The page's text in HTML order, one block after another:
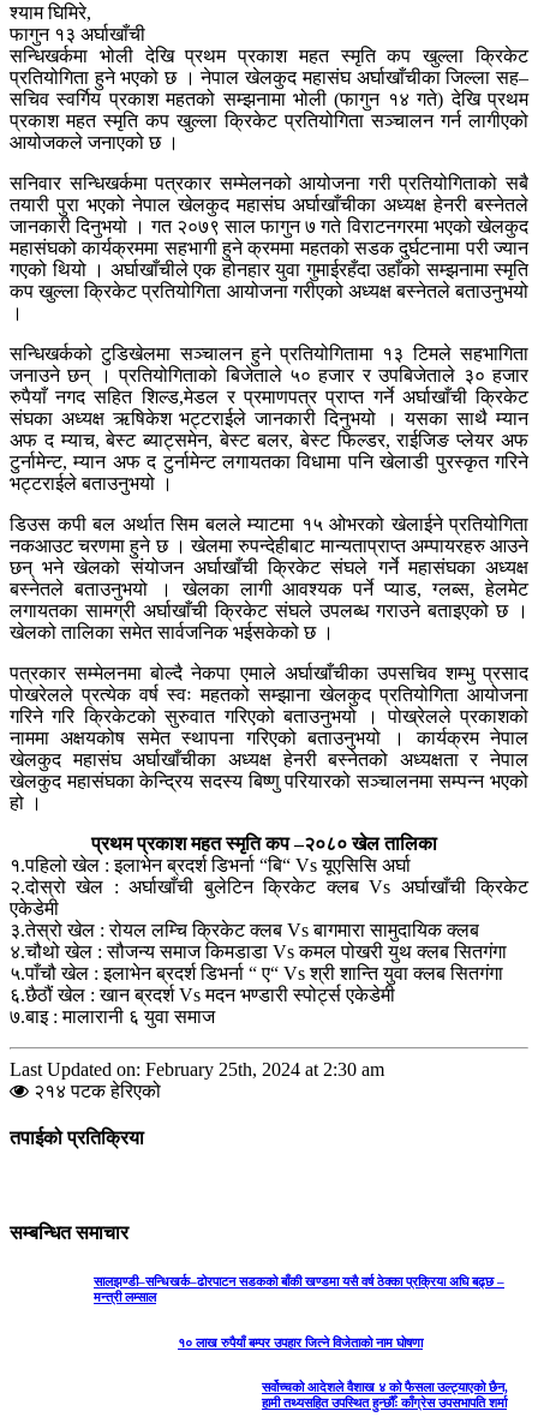
श्याम घिमिरे,
फागुन १३ अर्घाखाँची
सन्धिखर्कमा भोली देखि प्रथम प्रकाश महत स्मृति कप खुल्ला क्रिकेट
प्रतियोगिता हुने भएको छ । नेपाल खेलकुद महासंघ अर्घाखाँचीका जिल्ला सह–
सचिव स्वर्गिय प्रकाश महतको सम्झनामा भोली (फागुन १४ गते) देखि प्रथम
प्रकाश महत स्मृति कप खुल्ला क्रिकेट प्रतियोगिता सञ्चालन गर्न लागीएको
आयोजकले जनाएको छ ।
सनिवार सन्धिखर्कमा पत्रकार सम्मेलनको आयोजना गरी प्रतियोगिताको सबै
तयारी पुरा भएको नेपाल खेलकुद महासंघ अर्घाखाँचीका अध्यक्ष हेनरी बस्नेतले
जानकारी दिनुभयो । गत २०७९ साल फागुन ७ गते विराटनगरमा भएको खेलकुद
महासंघको कार्यक्रममा सहभागी हुने क्रममा महतको सडक दुर्घटनामा परी ज्यान
गएको थियो । अर्घाखाँचीले एक होनहार युवा गुमाईरहँदा उहाँको सम्झनामा स्मृति
कप खुल्ला क्रिकेट प्रतियोगिता आयोजना गरीएको अध्यक्ष बस्नेतले बताउनुभयो
।
सन्धिखर्कको टुडिखेलमा सञ्चालन हुने प्रतियोगितामा १३ टिमले सहभागिता
जनाउने छन् । प्रतियोगिताको बिजेताले ५० हजार र उपबिजेताले ३० हजार
रुपैयाँ नगद सहित शिल्ड,मेडल र प्रमाणपत्र प्राप्त गर्ने अर्घाखाँची क्रिकेट
संघका अध्यक्ष ऋषिकेश भट्टराईले जानकारी दिनुभयो । यसका साथै म्यान
अफ द म्याच, बेस्ट ब्याट्समेन, बेस्ट बलर, बेस्ट फिल्डर, राईजिङ प्लेयर अफ
टुर्नामेन्ट, म्यान अफ द टुर्नामेन्ट लगायतका विधामा पनि खेलाडी पुरस्कृत गरिने
भट्टराईले बताउनुभयो ।
डिउस कपी बल अर्थात सिम बलले म्याटमा १५ ओभरको खेलाईने प्रतियोगिता
नकआउट चरणमा हुने छ । खेलमा रुपन्देहीबाट मान्यताप्राप्त अम्पायरहरु आउने
छन् भने खेलको संयोजन अर्घाखाँची क्रिकेट संघले गर्ने महासंघका अध्यक्ष
बस्नेतले बताउनुभयो । खेलका लागी आवश्यक पर्ने प्याड, ग्लब्स, हेलमेट
लगायतका सामग्री अर्घाखाँची क्रिकेट संघले उपलब्ध गराउने बताइएको छ ।
खेलको तालिका समेत सार्वजनिक भईसकेको छ ।
पत्रकार सम्मेलनमा बोल्दै नेकपा एमाले अर्घाखाँचीका उपसचिव शम्भु प्रसाद
पोखरेलले प्रत्येक वर्ष स्वः महतको सम्झाना खेलकुद प्रतियोगिता आयोजना
गरिने गरि क्रिकेटको सुरुवात गरिएको बताउनुभयो । पोख्रेलले प्रकाशको
नाममा अक्षयकोष समेत स्थापना गरिएको बताउनुभयो । कार्यक्रम नेपाल
खेलकुद महासंघ अर्घाखाँचीका अध्यक्ष हेनरी बस्नेतको अध्यक्षता र नेपाल
खेलकुद महासंघका केन्द्रिय सदस्य बिष्णु परियारको सञ्चालनमा सम्पन्न भएको
हो ।
प्रथम प्रकाश महत स्मृति कप –२०८० खेल तालिका
१.पहिलो खेल : इलाभेन ब्रदर्श डिभर्ना “बि“ Vs यूएसिसि अर्घा
२.दोस्रो खेल : अर्घाखाँची बुलेटिन क्रिकेट क्लब Vs अर्घाखाँची क्रिकेट
एकेडेमी
३.तेस्रो खेल : रोयल लम्चि क्रिकेट क्लब Vs बागमारा सामुदायिक क्लब
४.चौथो खेल : सौजन्य समाज किमडाडा Vs कमल पोखरी युथ क्लब सितगंगा
५.पाँचौ खेल : इलाभेन ब्रदर्श डिभर्ना “ ए“ Vs श्री शान्ति युवा क्लब सितगंगा
६.छैठौं खेल : खान ब्रदर्श Vs मदन भण्डारी स्पोर्ट्स एकेडेमी
७.बाइ : मालारानी ६ युवा समाज
Last Updated on: February 25th, 2024 at 2:30 am
२१४ पटक हेरिएको
तपाईको प्रतिक्रिया
सम्बन्धित समाचार
सालझण्डी–सन्धिखर्क–ढोरपाटन सडकको बाँकी खण्डमा यसै वर्ष ठेक्का प्रक्रिया अघि बढ्छ –
मन्त्री लम्साल
१० लाख रुपैयाँ बम्पर उपहार जित्ने विजेताको नाम घोषणा
सर्वोच्चको आदेशले वैशाख ४ को फैसला उल्ट्याएको छैन,
हामी तथ्यसहित उपस्थित हुन्छौँः काँग्रेस उपसभापति शर्मा